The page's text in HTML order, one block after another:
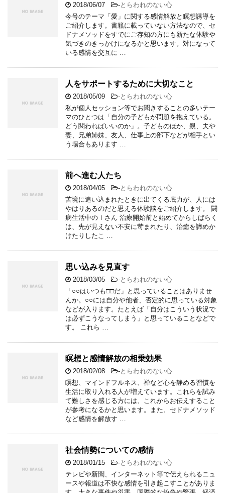
2018/06/07 -とらわれのない心
今号のテーマ「愛」に関する感情解放と瞑想誘導を
ご紹介します。書籍に載っていない方法なので、セ
ドナメソッドをすでにご存知の方にも新たな体験や
気づきのきっかけになるかと思います。対になって
いる感情を交互に …
人をサポートするために大切なこと
2018/05/09 -とらわれのない心
私が個人セッション等でお聞きすることの多いテー
マのひとつは「自分の子どもが問題を抱えている。
どう関わればいいのか」。子どものほか、親、夫や
妻、兄弟姉妹、友人、仕事上の部下などが相手とい
う場合もあります …
前へ進む人たち
2018/04/05 -とらわれのない心
苦境に追い込まれたときに出てくる底力が、人には
やはりあるのだと思える体験談をご紹介します。 闘
病生活中のＩさん 治療開始前と始めてからしばらく
は、先が見えない不安に苛まれたり、治癒を諦めか
けたりしたこ …
思い込みを見直す
2018/03/05 -とらわれのない心
「○○はいつも□□だ」と思っていることはありませ
んか。○○には自分や他者、否定的に思っている対象
などが入ります。たとえば「自分はこういう状況で
は必ずこうなってしまう」と思っていることなどで
す。 これら …
瞑想と感情解放の相乗効果
2018/02/08 -とらわれのない心
瞑想、マインドフルネス、禅など心を静める習慣を
生活に取り入れる人が増えています。これらを試み
て難しさを感じる方には、これからお伝えすること
が参考になるかと思います。また、セドナメソッド
など感情を解放す …
社会情勢についての感情
2018/01/15 -とらわれのない心
テレビや新聞、インターネット等で伝えられるニュ
ースや報道は不快な感情を引き起こすことがありま